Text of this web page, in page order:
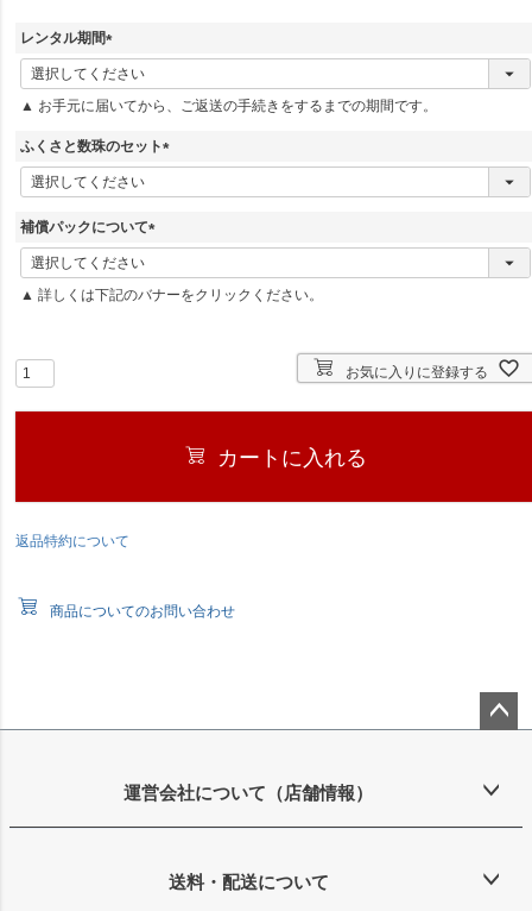
レンタル期間
(
必
須
▲ お手元に届いてから、ご返送の手続きをするまでの期間です。
ふくさと数珠のセット
(
必
補償パックについて
(
必
須
▲ 詳しくは下記のバナーをクリックください。
お気に入りに登録する
カートに入れる
返品特約について
商品についてのお問い合わせ
ップ
運営会社について（店舗情報）
送料・配送について